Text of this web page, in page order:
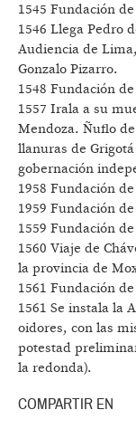
1545 Fundación
1546 Llega Pedro
Audiencia de
Gonzalo Pizarro.
1548 Fundación
1557 Irala a su
Mendoza. Ñuflo
llanuras de
gobernación
1958 Fundación
1959 Fundación
1559 Fundación
1560 Viaje de
la provincia de
1561 Fundación
1561 Se instala la
oidores, con las
potestad
la redonda).
COMPARTIR EN